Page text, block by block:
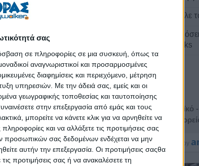
σας
σε πληροφορίες σε μια συσκευή, όπως τα
αναγνωριστικοί και προσαρμοσμένες
διαφημίσεις και περιεχόμενο, μέτρηση
υπηρεσιών. Με την άδειά σας, εμείς και οι
γεωγραφικής τοποθεσίας και ταυτοποίησης
στην επεξεργασία από εμάς και τους
μπορείτε να κάνετε κλικ για να αρνηθείτε να
και να αλλάξετε τις προτιμήσεις σας
προσωπικών σας δεδομένων ενδέχεται να μην
αυτήν την επεξεργασία. Οι προτιμήσεις σαςθα
προτιμήσεις σας ή να ανακαλέσετε τη
books
Αθηναϊκό